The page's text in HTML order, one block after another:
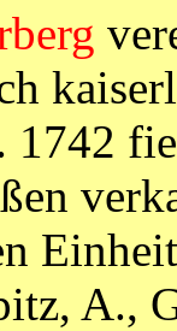
1742
A.,